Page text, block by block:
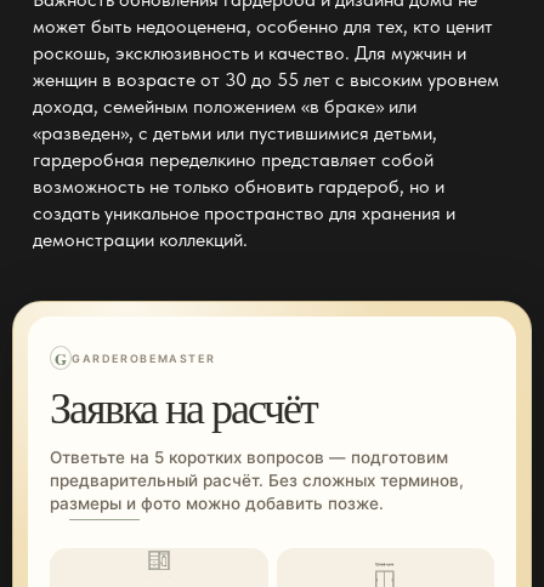
может быть недооценена, особенно для тех, кто ценит
роскошь, эксклюзивность и качество. Для мужчин и
женщин в возрасте от 30 до 55 лет с высоким уровнем
дохода, семейным положением «в браке» или
«разведен», с детьми или пустившимися детьми,
гардеробная переделкино представляет собой
возможность не только обновить гардероб, но и
создать уникальное пространство для хранения и
демонстрации коллекций.
G GARDEROBEMASTER
Заявка на расчёт
Ответьте на 5 коротких вопросов — подготовим
предварительный расчёт. Без сложных терминов,
размеры и фото можно добавить позже.